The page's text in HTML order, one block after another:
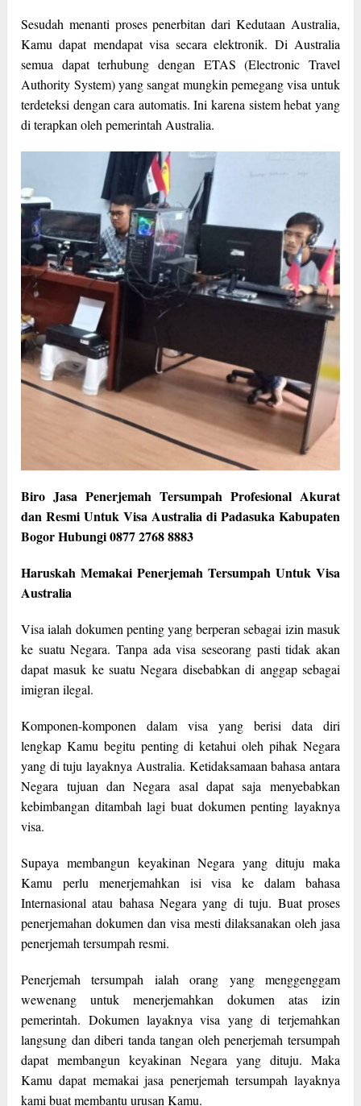
Sesudah menanti proses penerbitan dari Kedutaan Australia,
Kamu dapat mendapat visa secara elektronik. Di Australia
semua dapat terhubung dengan ETAS (Electronic Travel
Authority System) yang sangat mungkin pemegang visa untuk
terdeteksi dengan cara automatis. Ini karena sistem hebat yang
di terapkan oleh pemerintah Australia.
Biro Jasa Penerjemah Tersumpah Profesional Akurat
dan Resmi Untuk Visa Australia di Padasuka Kabupaten
Bogor Hubungi 0877 2768 8883
Haruskah Memakai Penerjemah Tersumpah Untuk Visa
Australia
Visa ialah dokumen penting yang berperan sebagai izin masuk
ke suatu Negara. Tanpa ada visa seseorang pasti tidak akan
dapat masuk ke suatu Negara disebabkan di anggap sebagai
imigran ilegal.
Komponen-komponen dalam visa yang berisi data diri
lengkap Kamu begitu penting di ketahui oleh pihak Negara
yang di tuju layaknya Australia. Ketidaksamaan bahasa antara
Negara tujuan dan Negara asal dapat saja menyebabkan
kebimbangan ditambah lagi buat dokumen penting layaknya
visa.
Supaya membangun keyakinan Negara yang dituju maka
Kamu perlu menerjemahkan isi visa ke dalam bahasa
Internasional atau bahasa Negara yang di tuju. Buat proses
penerjemahan dokumen dan visa mesti dilaksanakan oleh jasa
penerjemah tersumpah resmi.
Penerjemah tersumpah ialah orang yang menggenggam
wewenang untuk menerjemahkan dokumen atas izin
pemerintah. Dokumen layaknya visa yang di terjemahkan
langsung dan diberi tanda tangan oleh penerjemah tersumpah
dapat membangun keyakinan Negara yang dituju. Maka
Kamu dapat memakai jasa penerjemah tersumpah layaknya
kami buat membantu urusan Kamu.